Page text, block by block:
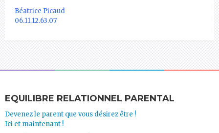
Béatrice Picaud
06.11.12.63.07
EQUILIBRE RELATIONNEL PARENTAL
Devenez le parent que vous désirez être !
Ici et maintenant !